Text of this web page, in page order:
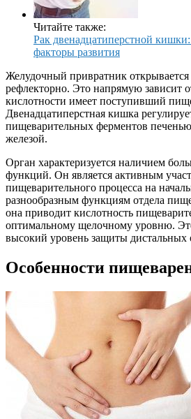
Читайте также:
Рак двенадцатиперстной
факторы развития
Желудочный привратник открывается
рефлекторно. Это напрямую зависит
кислотности имеет поступивший
Двенадцатиперстная кишка
пищеварительных ферментов
железой.
Орган характеризуется наличием
функций. Он является активным
пищеварительного процесса на
разнообразным функциям отдела
она приводит кислотность
оптимальному щелочному уровню.
высокий уровень защиты дистальных
Особенности